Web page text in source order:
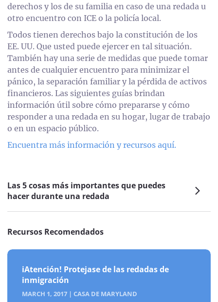
derechos y los de su familia en caso de una redada u
otro encuentro con ICE o la policía local.
Todos tienen derechos bajo la constitución de los
EE. UU. Que usted puede ejercer en tal situación.
También hay una serie de medidas que puede tomar
antes de cualquier encuentro para minimizar el
pánico, la separación familiar y la pérdida de activos
financieros. Las siguientes guías brindan
información útil sobre cómo prepararse y cómo
responder a una redada en su hogar, lugar de trabajo
o en un espacio público.
Encuentra más información y recursos aquí.
Las 5 cosas más importantes que puedes
hacer durante una redada
Recursos Recomendados
iAtención! Protejase de las redadas de
inmigración
MARCH 1, 2017 | CASA DE MARYLAND